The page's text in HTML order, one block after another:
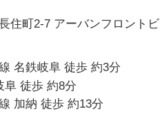
住町2-7 アーバンフロントビ
名鉄岐阜 徒歩 約3分
阜 徒歩 約8分
加納 徒歩 約13分